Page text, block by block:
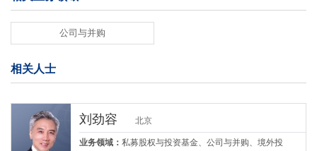
公司与并购
相关人士
刘劲容 北京
业务领域： 私募股权与投资基金、公司与并购、境外投